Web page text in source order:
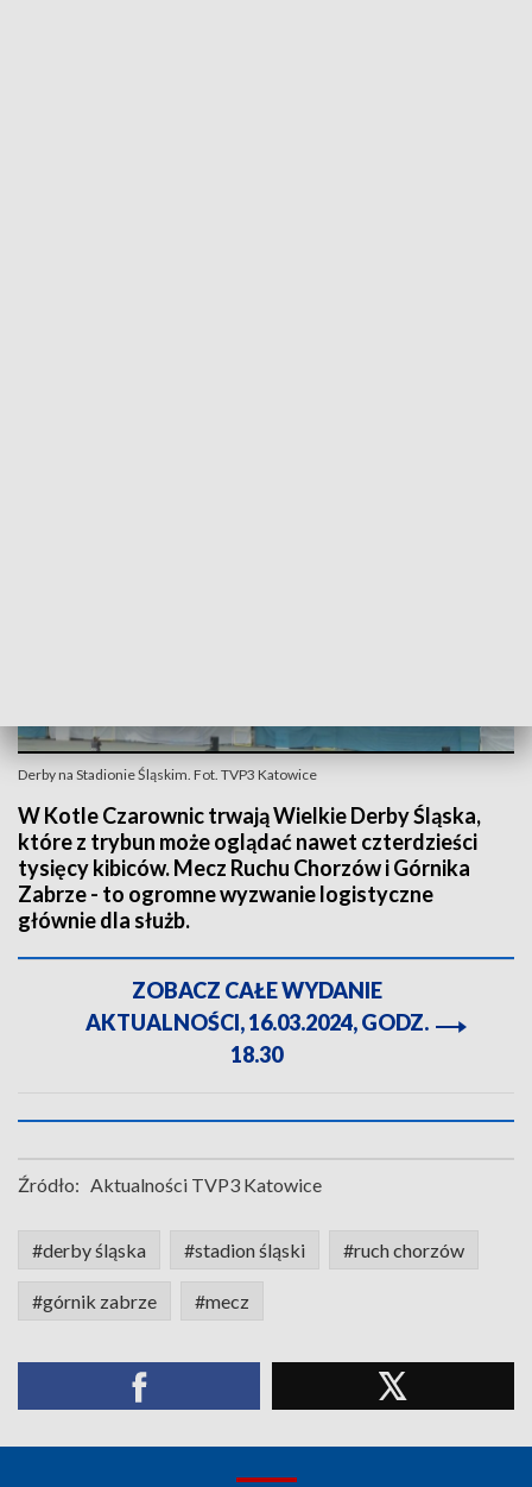
Derby na Stadionie Śląskim. Fot. TVP3 Katowice
W Kotle Czarownic trwają Wielkie Derby Śląska,
które z trybun może oglądać nawet czterdzieści
tysięcy kibiców. Mecz Ruchu Chorzów i Górnika
Zabrze - to ogromne wyzwanie logistyczne
głównie dla służb.
ZOBACZ CAŁE WYDANIE
AKTUALNOŚCI, 16.03.2024, GODZ.
18.30
Źródło: Aktualności TVP3 Katowice
#derby śląska #stadion śląski #ruch chorzów
#górnik zabrze #mecz